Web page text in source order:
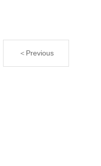
＜Previous